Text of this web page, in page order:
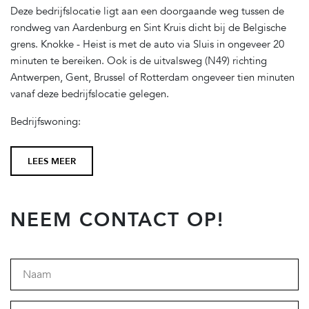
Deze bedrijfslocatie ligt aan een doorgaande weg tussen de
rondweg van Aardenburg en Sint Kruis dicht bij de Belgische
grens. Knokke - Heist is met de auto via Sluis in ongeveer 20
minuten te bereiken. Ook is de uitvalsweg (N49) richting
Antwerpen, Gent, Brussel of Rotterdam ongeveer tien minuten
vanaf deze bedrijfslocatie gelegen.
Bedrijfswoning:
bijkeuken die toegang verleent tot de aangrenzende keuken.
De bijkeuken is voorzien van witgoedaansluiting. De
de hal. De hal biedt toegang tot de badkamer, slaapkamer, de
wastafel en toilet. De woonkamer is door de grote
raampartijen voorzien van veel lichtinval en is voldoende ruim
om naar eigen wens in te delen. De achterzijde van de woning
LEES MEER
NEEM CONTACT OP!